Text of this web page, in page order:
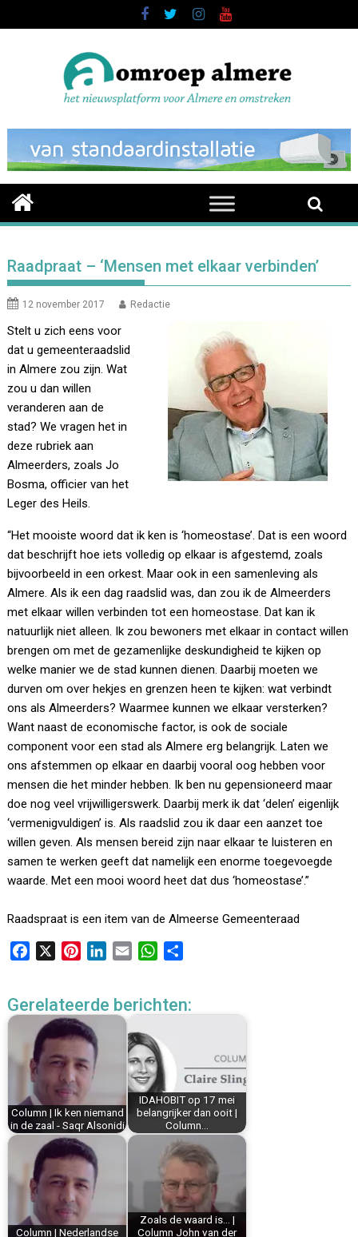
to
Raadpraat – ‘Mensen met elkaar verbinden’
12 november 2017 Redactie
Stelt u zich eens voor
dat u gemeenteraadslid
in Almere zou zijn. Wat
zou u dan willen
veranderen aan de
stad? We vragen het in
deze rubriek aan
Almeerders, zoals Jo
Bosma, officier van het
Leger des Heils.
“Het mooiste woord dat ik ken is ‘homeostase’. Dat is een woord
dat beschrijft hoe iets volledig op elkaar is afgestemd, zoals
bijvoorbeeld in een orkest. Maar ook in een samenleving als
Almere. Als ik een dag raadslid was, dan zou ik de Almeerders
met elkaar willen verbinden tot een homeostase. Dat kan ik
natuurlijk niet alleen. Ik zou bewoners met elkaar in contact willen
brengen om met de gezamenlijke deskundigheid te kijken op
welke manier we de stad kunnen dienen. Daarbij moeten we
durven om over hekjes en grenzen heen te kijken: wat verbindt
ons als Almeerders? Waarmee kunnen we elkaar versterken?
Want naast de economische factor, is ook de sociale
component voor een stad als Almere erg belangrijk. Laten we
ons afstemmen op elkaar en daarbij vooral oog hebben voor
mensen die het minder hebben. Ik ben nu gepensioneerd maar
doe nog veel vrijwilligerswerk. Daarbij merk ik dat ‘delen’ eigenlijk
‘vermenigvuldigen’ is. Als raadslid zou ik daar een aanzet toe
willen geven. Als mensen bereid zijn naar elkaar te luisteren en
samen te werken geeft dat namelijk een enorme toegevoegde
waarde. Met een mooi woord heet dat dus ‘homeostase’.”
Raadspraat is een item van de Almeerse Gemeenteraad
e
o
o
k
t
e
r
e
s
t
k
i
W
t
A
p
p
e
Gerelateerde berichten:
Column | Ik ken niemand
in de zaal - Saqr Alsonidi
IDAHOBIT op 17 mei
belangrijker dan ooit |
Column…
Column | Nederlandse
Zoals de waard is… |
Column John van der